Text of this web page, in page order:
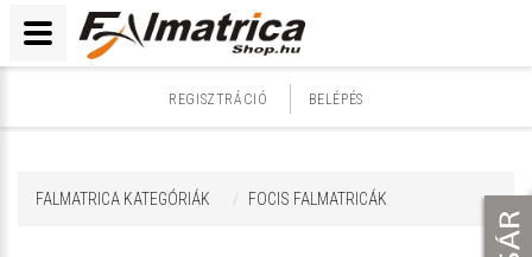
REGISZTRÁCIÓ BELÉPÉS
FALMATRICA KATEGÓRIÁK FOCIS FALMATRICÁK